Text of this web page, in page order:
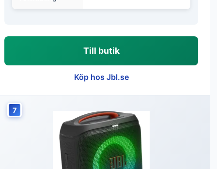
Till butik
Köp hos Jbl.se
7